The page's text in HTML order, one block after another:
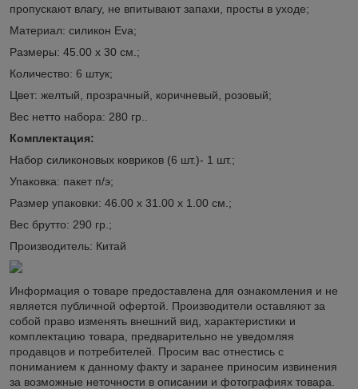
пропускают влагу, не впитывают запахи, просты в уходе;
Материал: силикон Eva;
Размеры: 45.00 х 30 см.;
Количество: 6 штук;
Цвет: желтый, прозрачный, коричневый, розовый;
Вес нетто набора: 280 гр..
Комплектация:
Набор силиконовых ковриков (6 шт.)- 1 шт.;
Упаковка: пакет п/э;
Размер упаковки: 46.00 х 31.00 х 1.00 см.;
Вес брутто: 290 гр.;
Производитель: Китай
Информация о товаре предоставлена для ознакомления и не
является публичной офертой. Производители оставляют за
собой право изменять внешний вид, характеристики и
комплектацию товара, предварительно не уведомляя
продавцов и потребителей. Просим вас отнестись с
пониманием к данному факту и заранее приносим извинения
за возможные неточности в описании и фотографиях товара.